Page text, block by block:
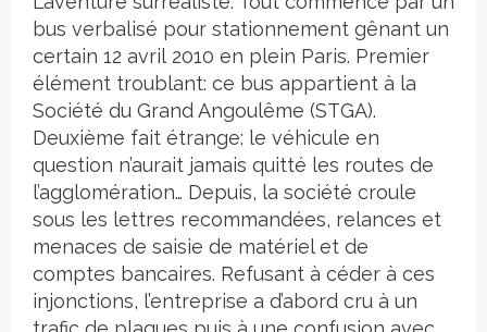
bus verbalisé pour stationnement gênant un
certain 12 avril 2010 en plein Paris. Premier
élément troublant: ce bus appartient à la
Société du Grand Angoulême (STGA).
Deuxième fait étrange: le véhicule en
question n’aurait jamais quitté les routes de
l’agglomération… Depuis, la société croule
sous les lettres recommandées, relances et
menaces de saisie de matériel et de
comptes bancaires. Refusant à céder à ces
injonctions, l’entreprise a d’abord cru à un